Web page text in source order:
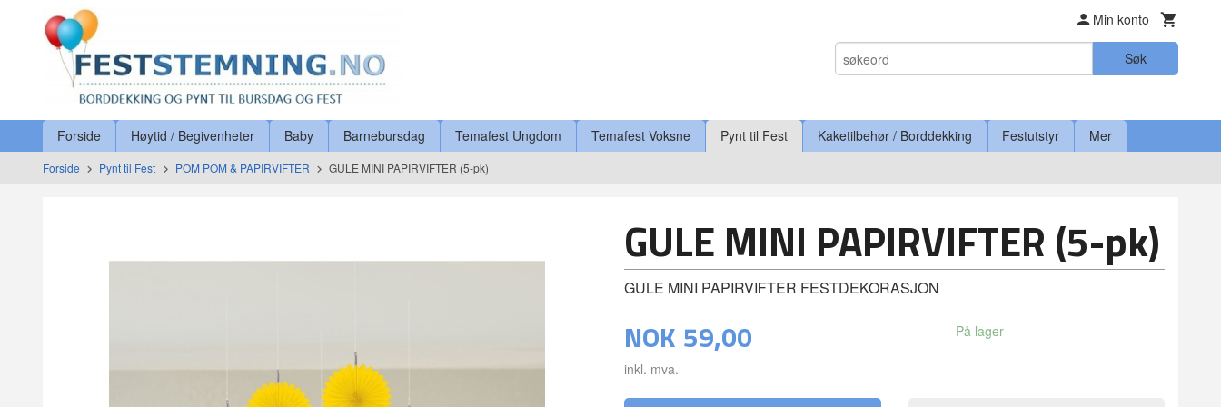
innholdet
Min konto
Søk
Produkter
Forside Høytid / Begivenheter Baby Barnebursdag Temafest Ungdom Temafest Voksne Pynt til Fest Kaketilbehør / Borddekking Festutstyr Mer
Forside Pynt til Fest POM POM & PAPIRVIFTER GULE MINI PAPIRVIFTER (5-pk)
GULE MINI PAPIRVIFTER (5-pk)
GULE MINI PAPIRVIFTER FESTDEKORASJON
NOK 59,00
inkl. mva.
På lager